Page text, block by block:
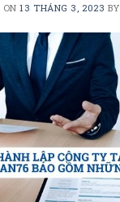
ON13 THÁNG 3, 2023 BY